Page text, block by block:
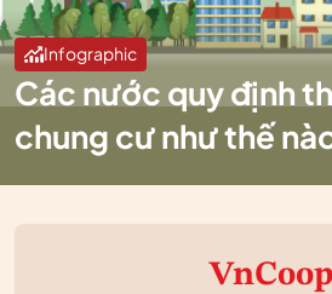
Infographic
Các nước quy định
chung cư như thế
VnCoop